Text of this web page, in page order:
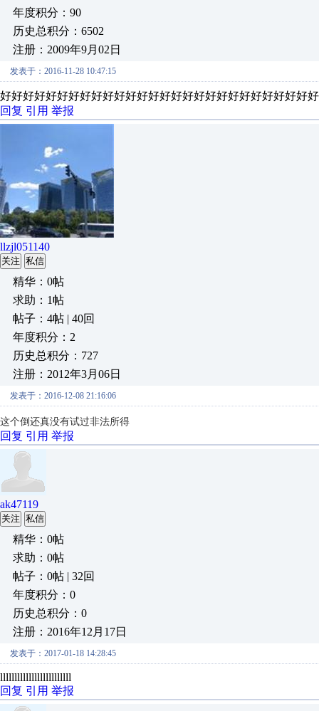
年度积分：90
历史总积分：6502
注册：2009年9月02日
发表于：2016-11-28 10:47:15
好好好好好好好好好好好好好好好好好好好好好好好好好好好
回复 引用 举报
llzjl051140
关注 私信
精华：0帖
求助：1帖
帖子：4帖 | 40回
年度积分：2
历史总积分：727
注册：2012年3月06日
发表于：2016-12-08 21:16:06
这个倒还真没有试过非法所得
回复 引用 举报
ak47119
关注 私信
精华：0帖
求助：0帖
帖子：0帖 | 32回
年度积分：0
历史总积分：0
注册：2016年12月17日
发表于：2017-01-18 14:28:45
lllllllllllllllllllllllll
回复 引用 举报